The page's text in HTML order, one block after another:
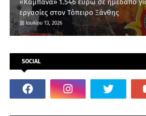
«Καμπάνα» 1.546 ευρώ σε ημεδαπό
εργασίες στον Τόπειρο Ξάνθης
Ιουλίου 13, 2026
SOCIAL